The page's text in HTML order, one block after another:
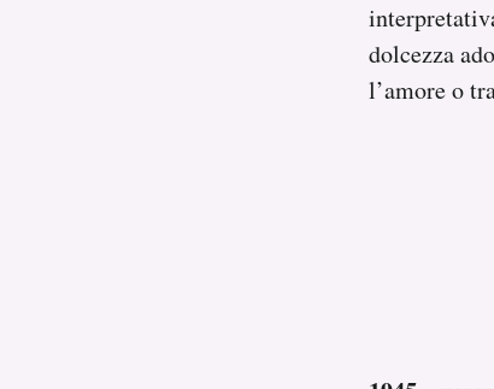
dolcezza
l’amore o